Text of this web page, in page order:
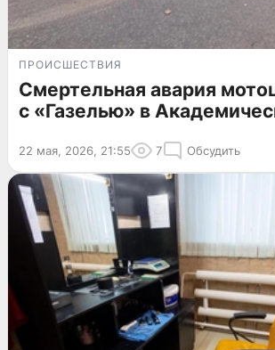
ПРОИСШЕСТВИЯ
Смертельная авария
с «Газелью» в
22 мая, 2026, 21:55 7 Обсудить